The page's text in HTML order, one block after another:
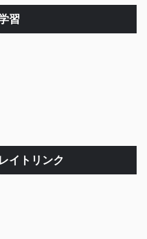
習
イトリンク